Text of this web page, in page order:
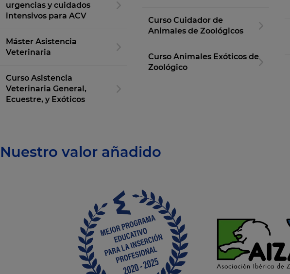
urgencias y cuidados
intensivos para ACV
Máster Asistencia
Veterinaria
Curso Asistencia
Veterinaria General,
Ecuestre, y Exóticos
Curso Cuidador de
Animales de Zoológicos
Curso Animales Exóticos de
Zoológico
Nuestro valor añadido